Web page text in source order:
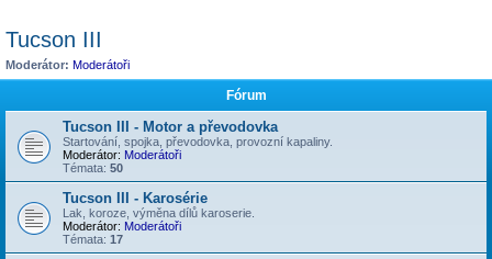
Tucson III
Moderátor: Moderátoři
Fórum
Tucson III - Motor a převodovka
Startování, spojka, převodovka, provozní kapaliny.
Moderátor: Moderátoři
Témata: 50
Tucson III - Karosérie
Lak, koroze, výměna dílů karoserie.
Moderátor: Moderátoři
Témata: 17